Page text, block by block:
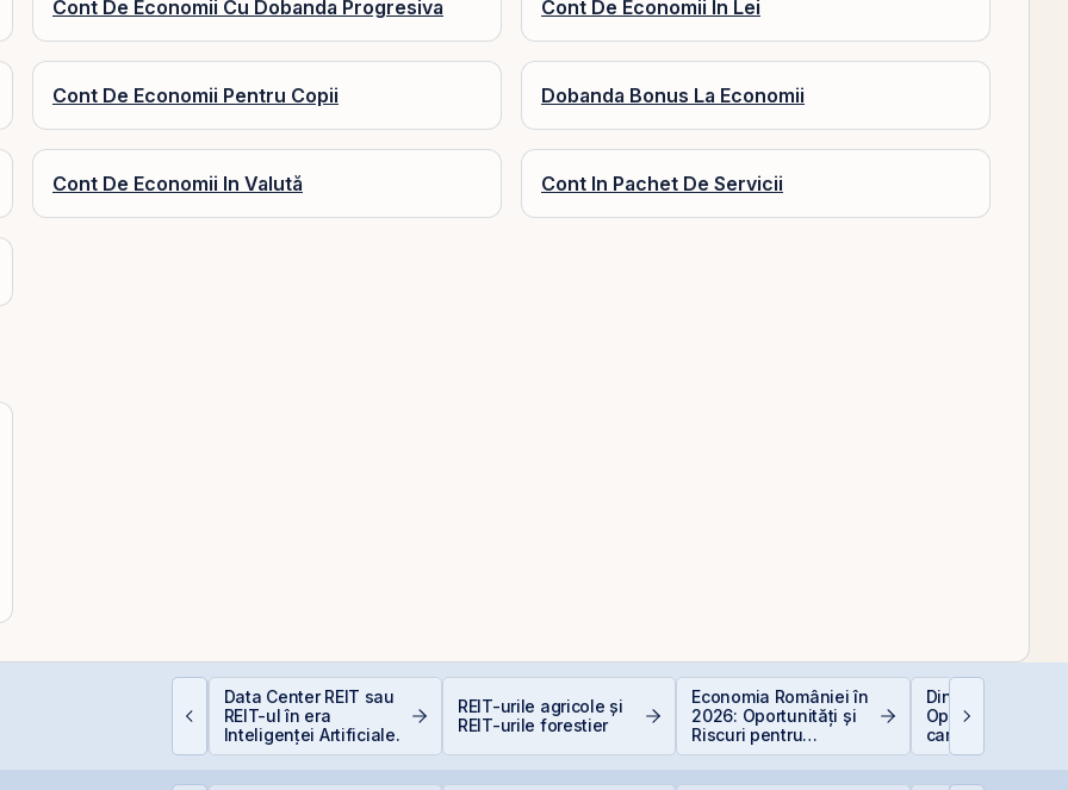
Cont De Economii Cu Dobanda Progresiva Cont De Economii In Lei
Cont De Economii Pentru Copii Dobanda Bonus La Economii
Cont De Economii In Valută Cont In Pachet De Servicii
Data Center REIT sau
REIT-ul în era
Inteligenței Artificiale.
REIT-urile agricole și
REIT-urile forestier
Economia României în
2026: Oportunități și
Riscuri pentru
Investitori
Dincolo de
Oportunitățile
care construiesc
viitorul AI